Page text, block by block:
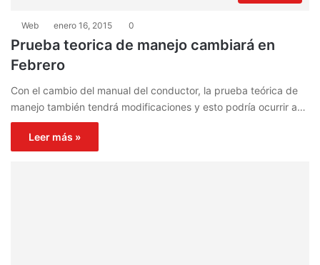
Web enero 16, 2015 0
Prueba teorica de manejo cambiará en
Febrero
Con el cambio del manual del conductor, la prueba teórica de
manejo también tendrá modificaciones y esto podría ocurrir a…
Leer más »